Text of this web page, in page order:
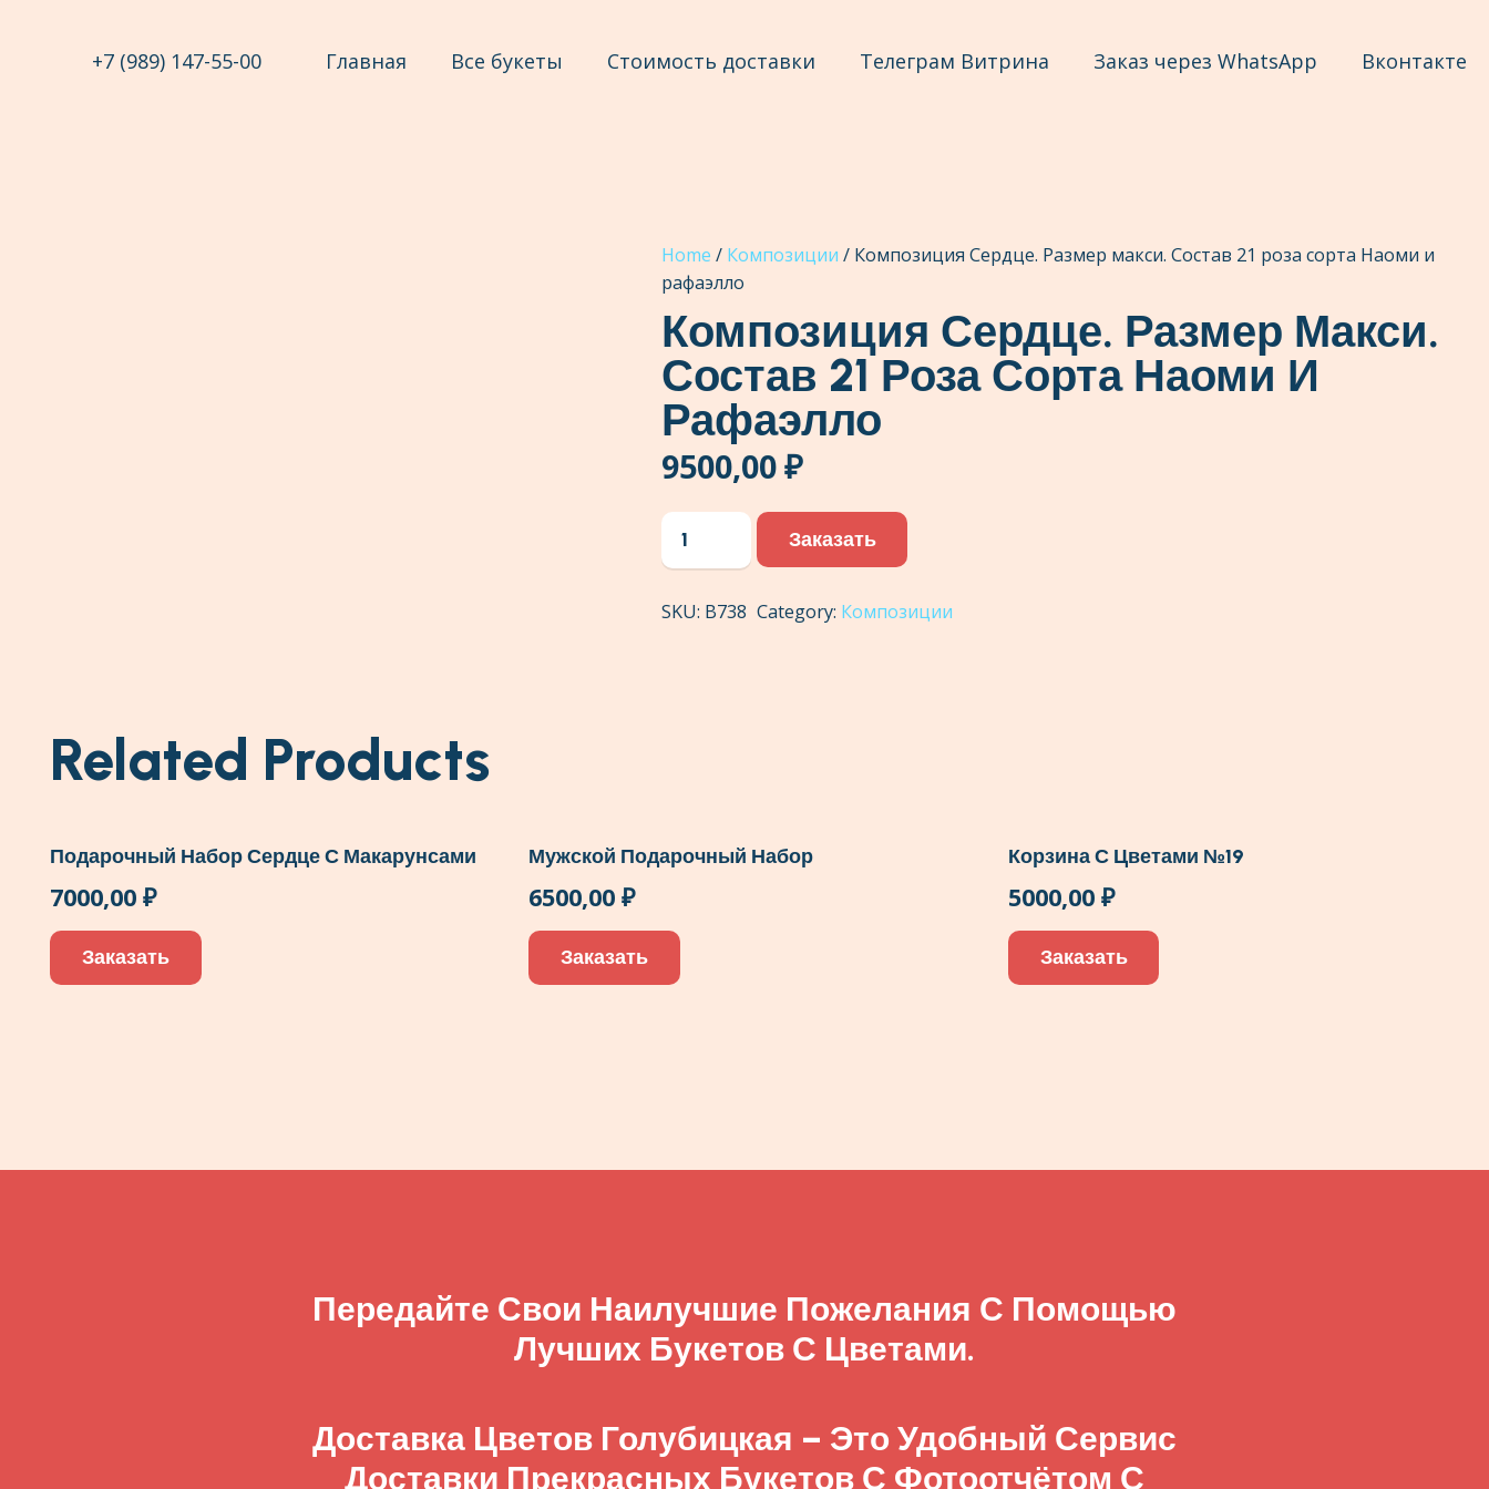
+7 (989) 147-55-00 Главная Все букеты Стоимость доставки Телеграм Витрина Заказ через WhatsApp Вконтакте
Home / Композиции / Композиция Сердце. Размер макси. Состав 21 роза сорта Наоми и
рафаэлло
Композиция Сердце. Размер Макси.
Состав 21 Роза Сорта Наоми И
Рафаэлло
9500,00₽
Композиция
Сердце.
макси.
quantity
Заказать
SKU: В738 Category: Композиции
Related Products
Подарочный Набор Сердце С Макарунсами
7000,00 ₽
Заказать
Мужской Подарочный Набор
6500,00₽
Заказать
Корзина С Цветами №19
5000,00 ₽
Заказать
Передайте Свои Наилучшие Пожелания С Помощью
Лучших Букетов С Цветами.
Доставка Цветов Голубицкая – Это Удобный Сервис
Доставки Прекрасных Букетов С Фотоотчётом С